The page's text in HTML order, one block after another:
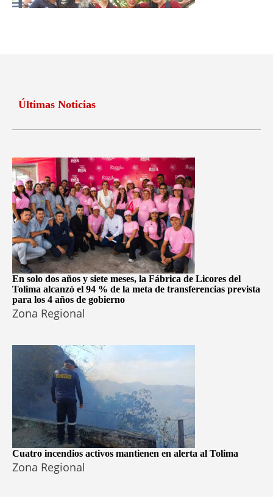
Últimas Noticias
En solo dos años y siete meses, la Fábrica de Licores del
Tolima alcanzó el 94 % de la meta de transferencias prevista
para los 4 años de gobierno
Zona Regional
Cuatro incendios activos mantienen en alerta al Tolima
Zona Regional